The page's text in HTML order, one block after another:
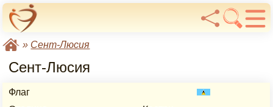
» Сент-Люсия
Сент-Люсия
Флаг